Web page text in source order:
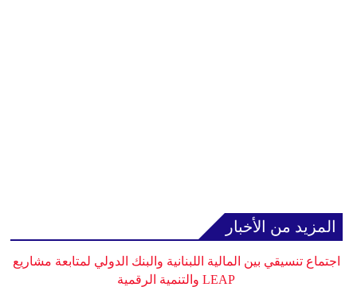
المزيد من الأخبار
اجتماع تنسيقي بين المالية اللبنانية والبنك الدولي لمتابعة مشاريع
LEAP والتنمية الرقمية